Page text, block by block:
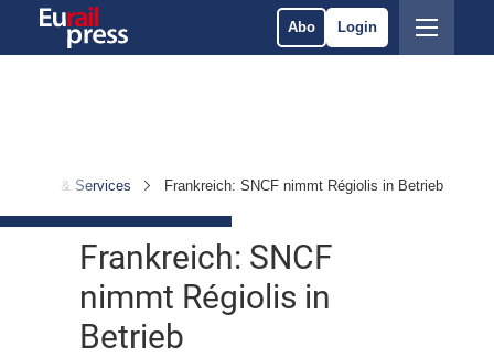
Abo Login
Betrieb & Services Frankreich: SNCF nimmt Régiolis in Betrieb
Frankreich: SNCF
nimmt Régiolis in
Betrieb